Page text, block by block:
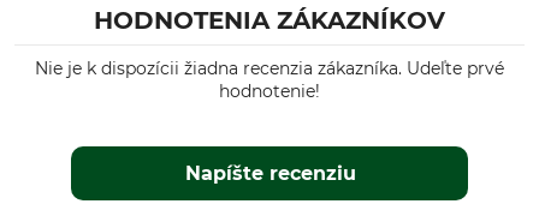
HODNOTENIA ZÁKAZNÍKOV
Nie je k dispozícii žiadna recenzia zákazníka. Udeľte prvé
hodnotenie!
Napíšte recenziu